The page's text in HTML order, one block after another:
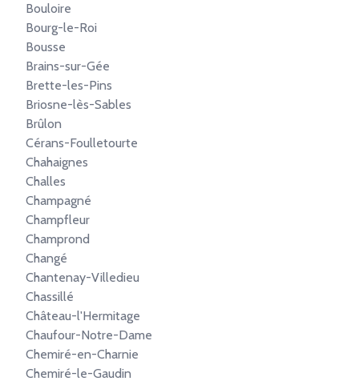
Bouloire
Bourg-le-Roi
Bousse
Brains-sur-Gée
Brette-les-Pins
Briosne-lès-Sables
Brûlon
Cérans-Foulletourte
Chahaignes
Challes
Champagné
Champfleur
Champrond
Changé
Chantenay-Villedieu
Chassillé
Château-l'Hermitage
Chaufour-Notre-Dame
Chemiré-en-Charnie
Chemiré-le-Gaudin